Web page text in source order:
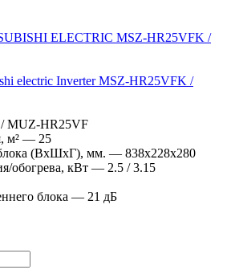
electric Inverter MSZ-HR25VFK /
MUZ-HR25VF
м² — 25
(ВхШхГ), мм. — 838x228x280
обогрева, кВт — 2.5 / 3.15
блока — 21 дБ